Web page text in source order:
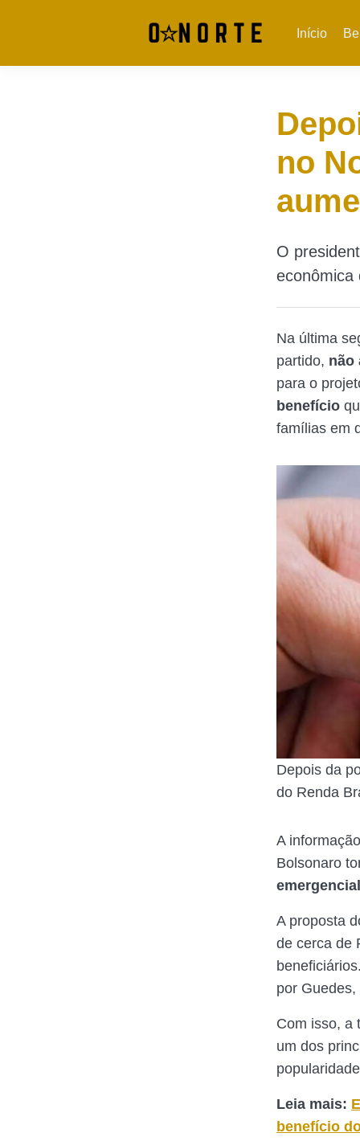
Início
no
O
econômica
Na última
partido, não
para o
benefício
famílias em
Depois da
do Renda
A
Bolsonaro
emergencial
A proposta
de cerca de
por
Com isso, a
um dos
Leia mais:
benefício